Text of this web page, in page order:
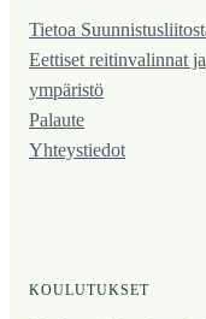
Tietoa
Eettiset reitinvalinnat ja
ympäristö
Palaute
Yhteystiedot
KOULUTUKSET